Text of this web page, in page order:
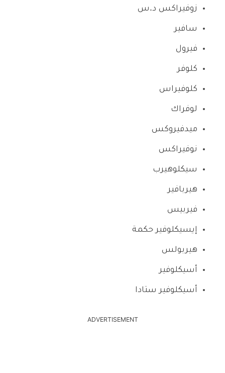
زوفيراكس د.س
سافير
فيرول
كلوفر
كلوفيراس
لوفراك
ميدفيروكس
نوفيراكس
سيكلوهيرب
هيربافير
فيربيس
إيسيكلوفير حكمة
هيربولس
أسيكلوفير
أسيكلوفير ستادا
ADVERTISEMENT